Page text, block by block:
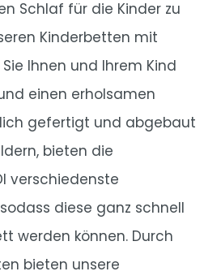
Schlaf für die Kinder zu
Kinderbetten mit
Ihnen und Ihrem Kind
einen erholsamen
gefertigt und abgebaut
bieten die
verschiedenste
diese ganz schnell
werden können. Durch
bieten unsere